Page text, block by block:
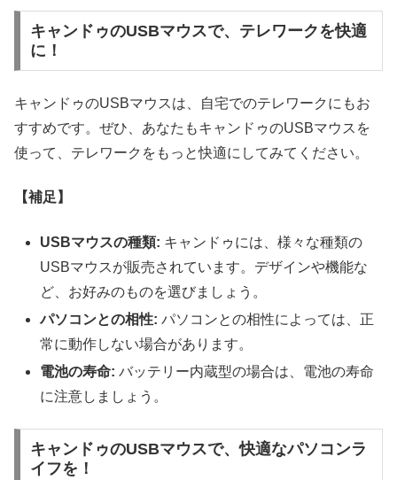
キャンドゥのUSBマウスで、テレワークを快適
に！
キャンドゥのUSBマウスは、自宅でのテレワークにもお
すすめです。ぜひ、あなたもキャンドゥのUSBマウスを
使って、テレワークをもっと快適にしてみてください。
【補足】
USBマウスの種類: キャンドゥには、様々な種類の
USBマウスが販売されています。デザインや機能な
ど、お好みのものを選びましょう。
パソコンとの相性: パソコンとの相性によっては、正
常に動作しない場合があります。
電池の寿命: バッテリー内蔵型の場合は、電池の寿命
に注意しましょう。
キャンドゥのUSBマウスで、快適なパソコンラ
イフを！